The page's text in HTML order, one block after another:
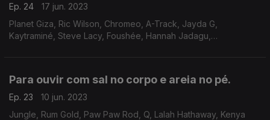
Ep. 24
17 jun. 2023
Planet Giza, Ric Wilson, Chromeo, A-Track, Jayda G,
Kaytraminé, Steve Lacy, Foushée, Hannah Jadagu,
Para ouvir com sal no corpo e areia no pé.
Ep. 23
10 jun. 2023
Jungle, Rum Gold, Paw Paw Rod, Q, Lalah Hathaway, Kenya